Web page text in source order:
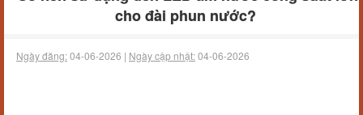
cho đài phun nước?
Ngày đăng:04-06-2026 | Ngày cập nhật:04-06-2026